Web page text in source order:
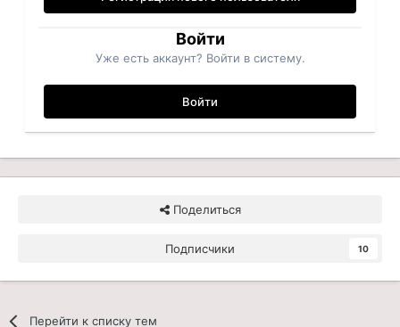
Войти
Уже есть аккаунт? Войти в систему.
Войти
Поделиться
Подписчики 10
Перейти к списку тем